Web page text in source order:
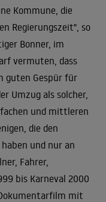
Kommune, die
Regierungszeit", so
Bonner, im
vermuten, dass
guten Gespür für
Umzug als solcher,
und mittleren
die den
und nur an
Fahrer,
bis Karneval 2000
mit